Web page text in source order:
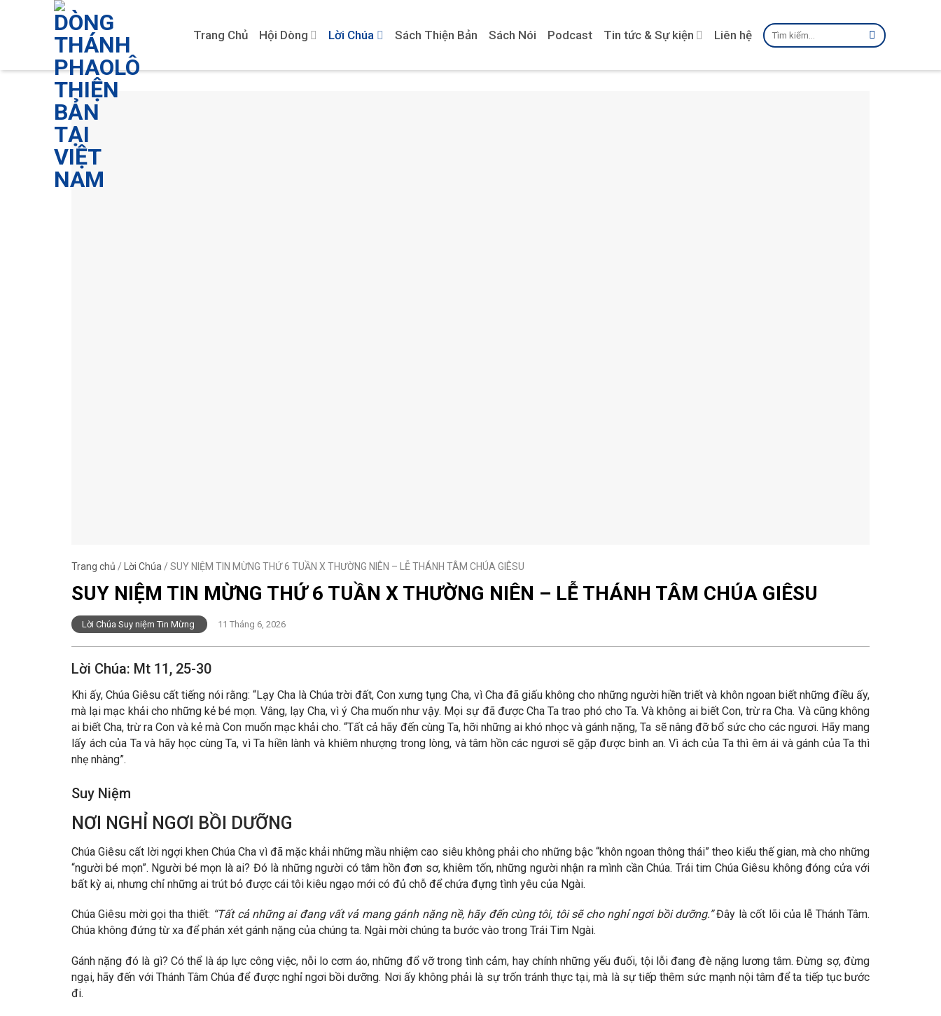
Trang Chủ Hội Dòng Lời Chúa Sách Thiện Bản Sách Nói Podcast Tin tức & Sự kiện Liên hệ
Tìm
kiếm:
Trang chủ / Lời Chúa/ SUY NIỆM TIN MỪNG THỨ 6 TUẦN X THƯỜNG NIÊN – LỄ THÁNH TÂM CHÚA GIÊSU
SUY NIỆM TIN MỪNG THỨ 6 TUẦN X THƯỜNG NIÊN – LỄ THÁNH TÂM CHÚA GIÊSU
Lời Chúa Suy niệm Tin Mừng 11 Tháng 6, 2026
Lời Chúa: Mt 11, 25-30
Khi ấy, Chúa Giêsu cất tiếng nói rằng: “Lạy Cha là Chúa trời đất, Con xưng tụng Cha, vì Cha đã giấu không cho những người hiền triết và khôn ngoan biết những điều ấy,
mà lại mạc khải cho những kẻ bé mọn. Vâng, lạy Cha, vì ý Cha muốn như vậy. Mọi sự đã được Cha Ta trao phó cho Ta. Và không ai biết Con, trừ ra Cha. Và cũng không
ai biết Cha, trừ ra Con và kẻ mà Con muốn mạc khải cho. “Tất cả hãy đến cùng Ta, hỡi những ai khó nhọc và gánh nặng, Ta sẽ nâng đỡ bổ sức cho các ngươi. Hãy mang
lấy ách của Ta và hãy học cùng Ta, vì Ta hiền lành và khiêm nhượng trong lòng, và tâm hồn các ngươi sẽ gặp được bình an. Vì ách của Ta thì êm ái và gánh của Ta thì
nhẹ nhàng”.
Suy Niệm
NƠI NGHỈ NGƠI BỒI DƯỠNG
Chúa Giêsu cất lời ngợi khen Chúa Cha vì đã mặc khải những mầu nhiệm cao siêu không phải cho những bậc “khôn ngoan thông thái” theo kiểu thế gian, mà cho những
“người bé mọn”. Người bé mọn là ai? Đó là những người có tâm hồn đơn sơ, khiêm tốn, những người nhận ra mình cần Chúa. Trái tim Chúa Giêsu không đóng cửa với
bất kỳ ai, nhưng chỉ những ai trút bỏ được cái tôi kiêu ngạo mới có đủ chỗ để chứa đựng tình yêu của Ngài.
Chúa Giêsu mời gọi tha thiết: “Tất cả những ai đang vất vả mang gánh nặng nề, hãy đến cùng tôi, tôi sẽ cho nghỉ ngơi bồi dưỡng.”Đây là cốt lõi của lễ Thánh Tâm.
Chúa không đứng từ xa để phán xét gánh nặng của chúng ta. Ngài mời chúng ta bước vào trong Trái Tim Ngài.
Gánh nặng đó là gì? Có thể là áp lực công việc, nỗi lo cơm áo, những đổ vỡ trong tình cảm, hay chính những yếu đuối, tội lỗi đang đè nặng lương tâm. Đừng sợ, đừng
ngại, hãy đến với Thánh Tâm Chúa để được nghỉ ngơi bồi dưỡng. Nơi ấy không phải là sự trốn tránh thực tại, mà là sự tiếp thêm sức mạnh nội tâm để ta tiếp tục bước
đi.